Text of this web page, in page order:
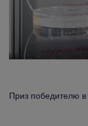
Приз победителю